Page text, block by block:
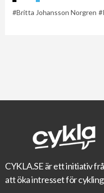
Britta Johansson Norgren
CYKLA.SEär ett initiativ
att öka intresset för cykling